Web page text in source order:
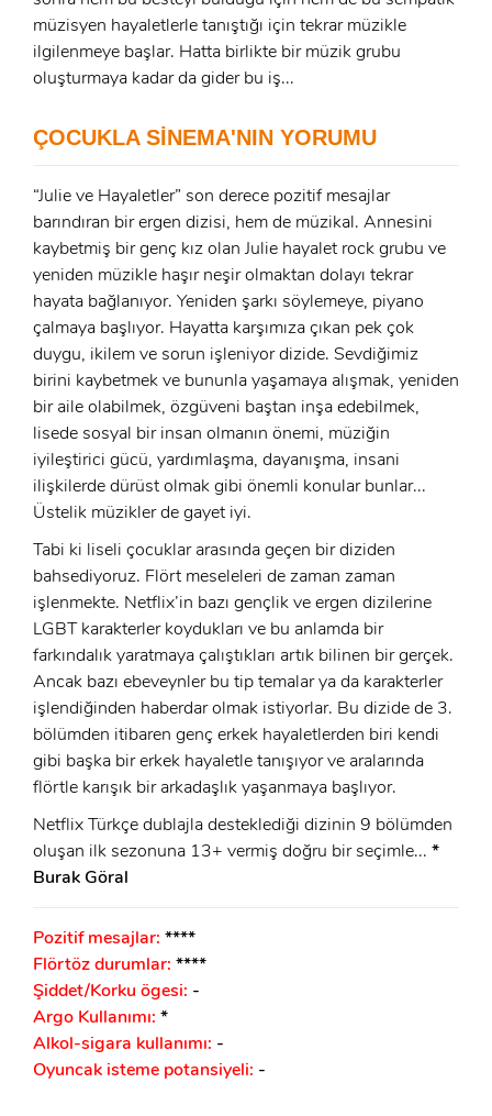
Şifre:
Beni Hatırla Şifremi Unuttum ?
GIRIŞ
x
ÜYE OL
E-Posta:
Şifre:
ÜYE OL
GIRIŞ
müzisyen hayaletlerle tanıştığı için tekrar müzikle
ilgilenmeye başlar. Hatta birlikte bir müzik grubu
oluşturmaya kadar da gider bu iş...
ÇOCUKLA SİNEMA'NIN YORUMU
“Julie ve Hayaletler” son derece pozitif mesajlar
barındıran bir ergen dizisi, hem de müzikal. Annesini
kaybetmiş bir genç kız olan Julie hayalet rock grubu ve
yeniden müzikle haşır neşir olmaktan dolayı tekrar
hayata bağlanıyor. Yeniden şarkı söylemeye, piyano
çalmaya başlıyor. Hayatta karşımıza çıkan pek çok
duygu, ikilem ve sorun işleniyor dizide. Sevdiğimiz
birini kaybetmek ve bununla yaşamaya alışmak, yeniden
bir aile olabilmek, özgüveni baştan inşa edebilmek,
lisede sosyal bir insan olmanın önemi, müziğin
iyileştirici gücü, yardımlaşma, dayanışma, insani
ilişkilerde dürüst olmak gibi önemli konular bunlar...
Üstelik müzikler de gayet iyi.
Tabi ki liseli çocuklar arasında geçen bir diziden
bahsediyoruz. Flört meseleleri de zaman zaman
işlenmekte. Netflix’in bazı gençlik ve ergen dizilerine
LGBT karakterler koydukları ve bu anlamda bir
farkındalık yaratmaya çalıştıkları artık bilinen bir gerçek.
Ancak bazı ebeveynler bu tip temalar ya da karakterler
işlendiğinden haberdar olmak istiyorlar. Bu dizide de 3.
bölümden itibaren genç erkek hayaletlerden biri kendi
gibi başka bir erkek hayaletle tanışıyor ve aralarında
flörtle karışık bir arkadaşlık yaşanmaya başlıyor.
Netflix Türkçe dublajla desteklediği dizinin 9 bölümden
oluşan ilk sezonuna 13+ vermiş doğru bir seçimle... *
Burak Göral
Pozitif mesajlar: ****
Flörtöz durumlar: ****
Şiddet/Korku ögesi: -
Argo Kullanımı: *
Alkol-sigara kullanımı: -
Oyuncak isteme potansiyeli: -